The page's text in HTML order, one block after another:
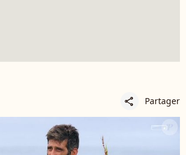
share Partager